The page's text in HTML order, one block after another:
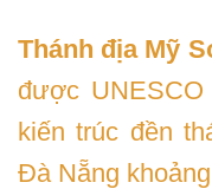
Thánh địa Mỹ
được
kiến trúc đền
Đà Nẵng